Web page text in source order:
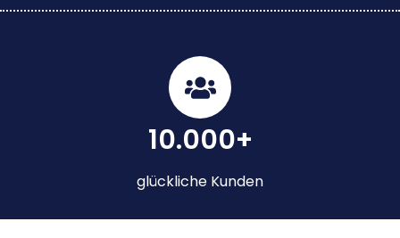
10.000+
glückliche Kunden